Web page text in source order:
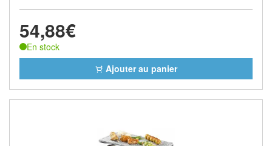
54,88€
En stock
Ajouter au panier